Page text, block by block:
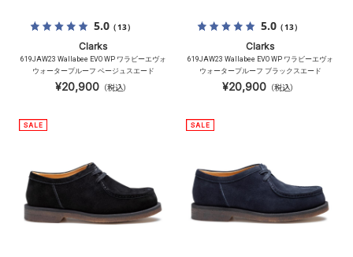
5.0（13）
Clarks
619JAW23 Wallabee EVO WP ワラビーエヴォ
ウォータープルーフ ベージュスエード
¥20,900 （税込）
5.0（13）
Clarks
619JAW23 Wallabee EVO WP ワラビーエヴォ
ウォータープルーフ ブラックスエード
¥20,900 （税込）